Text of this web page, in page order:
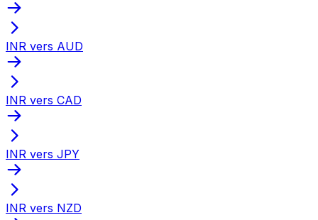
INR vers AUD
INR vers CAD
INR vers JPY
INR vers NZD